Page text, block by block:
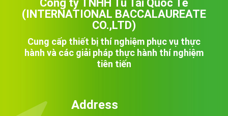
Công ty TNHH Tú Tài Quốc Tế
(INTERNATIONAL BACCALAUREATE
CO.,LTD)
Cung cấp thiết bị thí nghiệm phục vụ thực
hành và các giải pháp thực hành thí nghiệm
tiên tiến
Address